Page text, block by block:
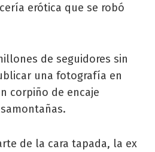
erótica que se robó
de seguidores sin
una fotografía en
corpiño de encaje
de la cara tapada, la ex